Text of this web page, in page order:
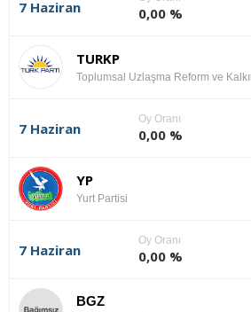
7 Haziran 0,00 %
TURKP
Toplumsal Uzlaşma Reform ve
7 Haziran
Oy Oranı
0,00 %
YP
Yurt Partisi
7 Haziran
Oy Oranı
0,00 %
BGZ